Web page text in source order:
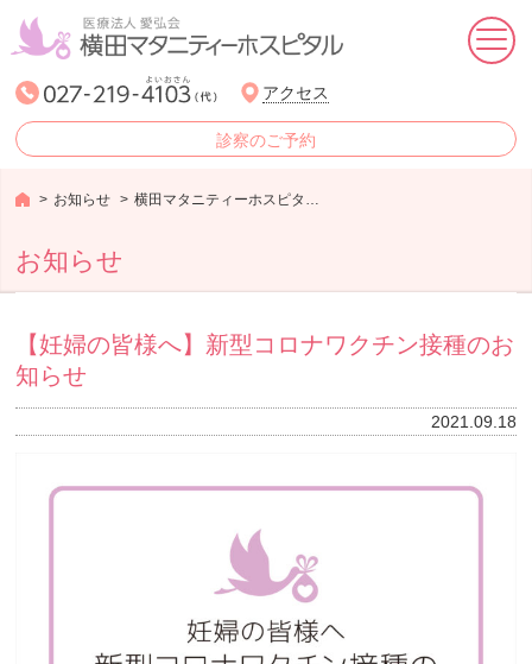
アクセス
診察のご予約
ホーム
産婦人科
生殖医療婦人科
医療理念
私たちの目指すもの
研修体制
お知らせ 横田マタニティーホスピタルからのお知らせ
お知らせ
【妊婦の皆様へ】新型コロナワクチン接種のお
知らせ
2021.09.18